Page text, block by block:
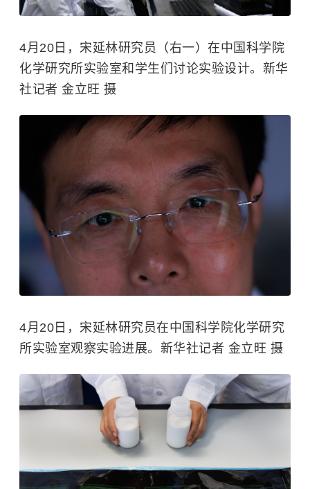
4月20日，宋延林研究员（右一）在中国科学院
化学研究所实验室和学生们讨论实验设计。新华
社记者 金立旺 摄
4月20日，宋延林研究员在中国科学院化学研究
所实验室观察实验进展。新华社记者 金立旺 摄